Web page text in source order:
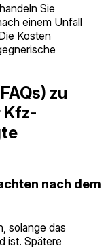
Sie
einem Unfall
Kosten
zu
Kfz-
nach dem
solange das
ist. Spätere